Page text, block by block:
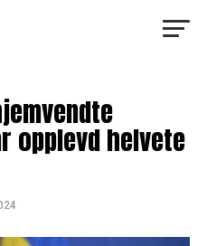
opplevd helvete